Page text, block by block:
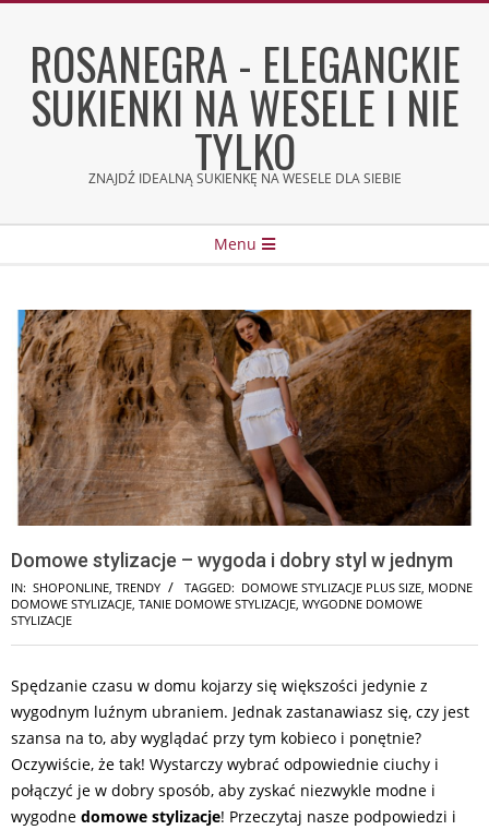
contentROSANEGRA - ELEGANCKIE
SUKIENKI NA WESELE I NIE
TYLKO
ZNAJDŹ IDEALNĄ SUKIENKĘ NA WESELE DLA SIEBIE
Menu
Domowe stylizacje – wygoda i dobry styl w jednym
IN: SHOPONLINE TRENDY TAGGED: DOMOWE STYLIZACJE PLUS SIZE MODNE
DOMOWE STYLIZACJE TANIE DOMOWE STYLIZACJE WYGODNE DOMOWE
STYLIZACJE
Spędzanie czasu w domu kojarzy się większości jedynie z
wygodnym luźnym ubraniem. Jednak zastanawiasz się, czy jest
szansa na to, aby wyglądać przy tym kobieco i ponętnie?
Oczywiście, że tak! Wystarczy wybrać odpowiednie ciuchy i
połączyć je w dobry sposób, aby zyskać niezwykle modne i
wygodne domowe stylizacje! Przeczytaj nasze podpowiedzi i